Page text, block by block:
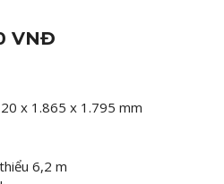
VNĐ
x 1.865 x 1.795 mm​
6,2 m​